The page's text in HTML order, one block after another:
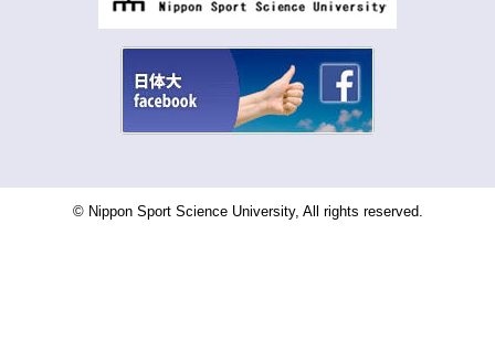
© Nippon Sport Science University, All rights reserved.